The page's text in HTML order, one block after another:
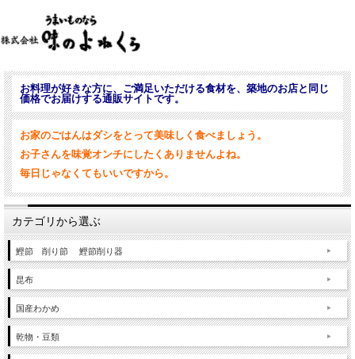
お料理が好きな方に、ご満足いただける食材を、築地のお店と同じ
価格でお届けする通販サイトです。
お家のごはんはダシをとって美味しく食べましょう。
お子さんを味覚オンチにしたくありませんよね。
毎日じゃなくてもいいですから。
カテゴリから選ぶ
鰹節 削り節 鰹節削り器
昆布
国産わかめ
乾物・豆類